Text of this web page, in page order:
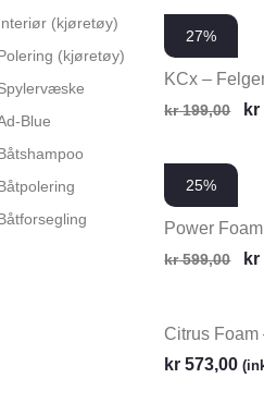
(kjøretøy)
(kjøretøy)
Blue
27%
KCx –
kr199,00 kr
25%
Power
kr599,00 kr
Citrus Foam
kr 573,00